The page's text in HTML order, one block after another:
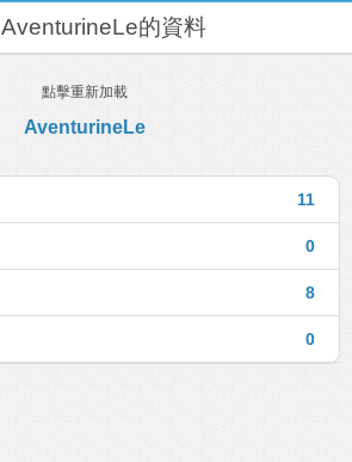
AventurineLe的資料
點擊重新加載
AventurineLe
11
0
8
0